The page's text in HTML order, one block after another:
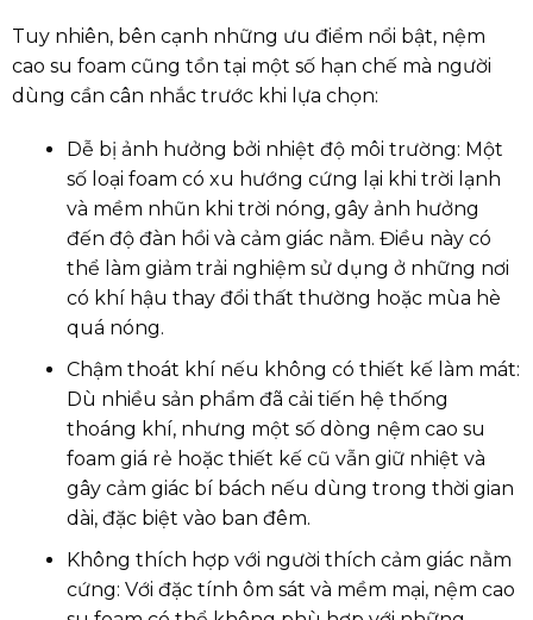
Tuy nhiên, bên cạnh những ưu điểm nổi bật, nệm
cao su foam cũng tồn tại một số hạn chế mà người
dùng cần cân nhắc trước khi lựa chọn:
Dễ bị ảnh hưởng bởi nhiệt độ môi trường: Một
số loại foam có xu hướng cứng lại khi trời lạnh
và mềm nhũn khi trời nóng, gây ảnh hưởng
đến độ đàn hồi và cảm giác nằm. Điều này có
thể làm giảm trải nghiệm sử dụng ở những nơi
có khí hậu thay đổi thất thường hoặc mùa hè
quá nóng.
Chậm thoát khí nếu không có thiết kế làm mát:
Dù nhiều sản phẩm đã cải tiến hệ thống
thoáng khí, nhưng một số dòng nệm cao su
foam giá rẻ hoặc thiết kế cũ vẫn giữ nhiệt và
gây cảm giác bí bách nếu dùng trong thời gian
dài, đặc biệt vào ban đêm.
Không thích hợp với người thích cảm giác nằm
cứng: Với đặc tính ôm sát và mềm mại, nệm cao